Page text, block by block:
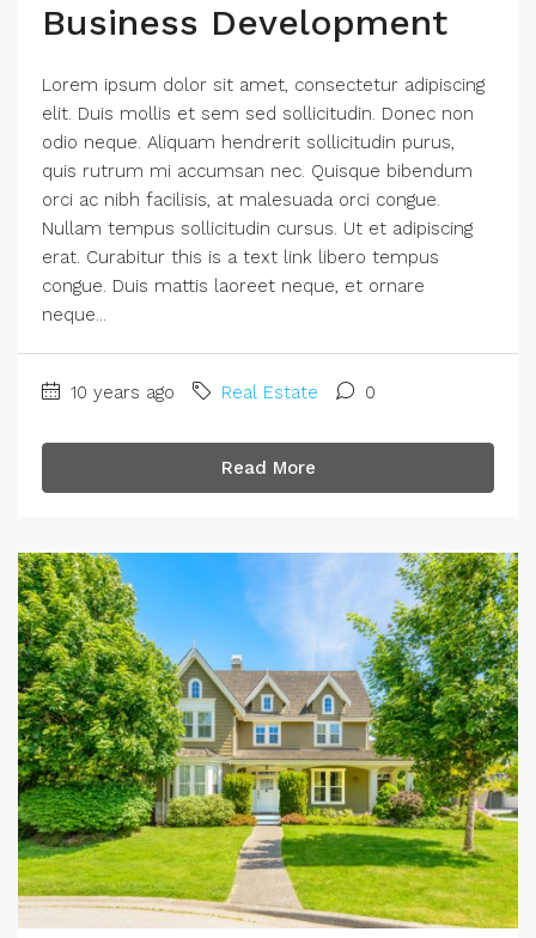
Business Development
Lorem ipsum dolor sit amet, consectetur adipiscing
elit. Duis mollis et sem sed sollicitudin. Donec non
odio neque. Aliquam hendrerit sollicitudin purus,
quis rutrum mi accumsan nec. Quisque bibendum
orci ac nibh facilisis, at malesuada orci congue.
Nullam tempus sollicitudin cursus. Ut et adipiscing
erat. Curabitur this is a text link libero tempus
congue. Duis mattis laoreet neque, et ornare
neque...
10 years ago Real Estate 0
Read More